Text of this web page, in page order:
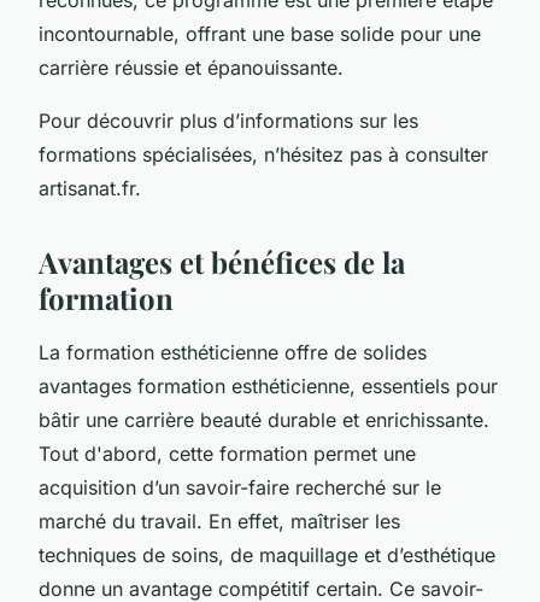
incontournable, offrant une base solide pour une
carrière réussie et épanouissante.
Pour découvrir plus d’informations sur les
formations spécialisées, n’hésitez pas à consulter
artisanat.fr.
Avantages et bénéfices de la
formation
La formation esthéticienne offre de solides
avantages formation esthéticienne, essentiels pour
bâtir une carrière beauté durable et enrichissante.
Tout d'abord, cette formation permet une
acquisition d’un savoir-faire recherché sur le
marché du travail. En effet, maîtriser les
techniques de soins, de maquillage et d’esthétique
donne un avantage compétitif certain. Ce savoir-